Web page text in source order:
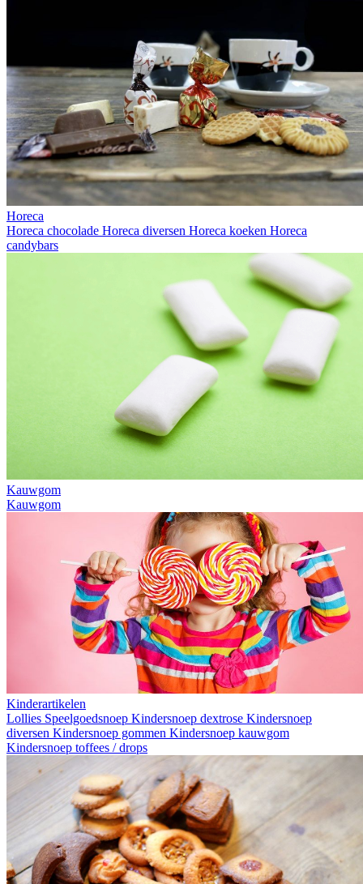
Horeca
Horeca chocolade Horeca diversen Horeca koeken Horeca
candybars
Kauwgom
Kauwgom
Kinderartikelen
Lollies Speelgoedsnoep Kindersnoep dextrose Kindersnoep
diversen Kindersnoep gommen Kindersnoep kauwgom
Kindersnoep toffees / drops